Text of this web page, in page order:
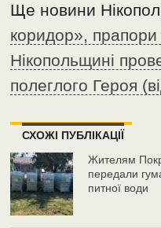
Ще новини
коридор», прапори
Нікопольщині
полеглого Героя
СХОЖІ ПУБЛІКАЦІЇ
Жителям
передали
питної води